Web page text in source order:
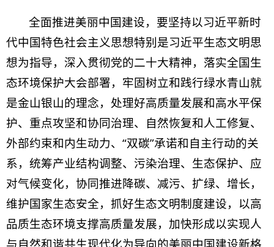
全面推进美丽中国建设，要坚持以习近平新时
代中国特色社会主义思想特别是习近平生态文明思
想为指导，深入贯彻党的二十大精神，落实全国生
态环境保护大会部署，牢固树立和践行绿水青山就
是金山银山的理念，处理好高质量发展和高水平保
护、重点攻坚和协同治理、自然恢复和人工修复、
外部约束和内生动力、“双碳”承诺和自主行动的关
系，统筹产业结构调整、污染治理、生态保护、应
对气候变化，协同推进降碳、减污、扩绿、增长，
维护国家生态安全，抓好生态文明制度建设，以高
品质生态环境支撑高质量发展，加快形成以实现人
与自然和谐共生现代化为导向的美丽中国建设新格